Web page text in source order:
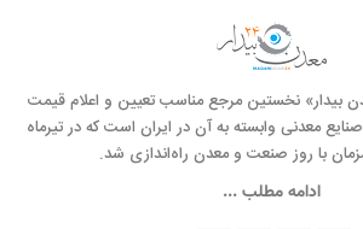
بیدار» نخستین مرجع مناسب تعیین و اعلام قیمت
معدنی وابسته به آن در ایران است که در تیرماه
ادامه مطلب ...